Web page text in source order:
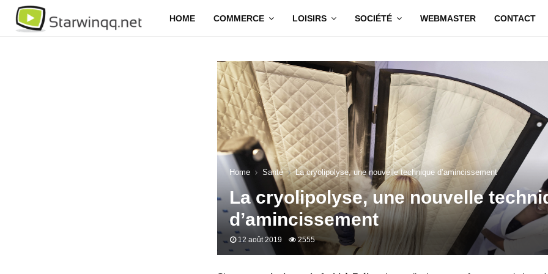
HOME COMMERCE LOISIRS SOCIÉTÉ WEBMASTER CONTACT
Home Santé La cryolipolyse, une nouvelle technique d’amincissement
La cryolipolyse, une nouvelle
d’amincissement
12 août 2019 2555